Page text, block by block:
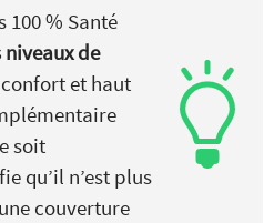
100 % Santé
de
et haut
soit
qu’il n’est plus
couverture